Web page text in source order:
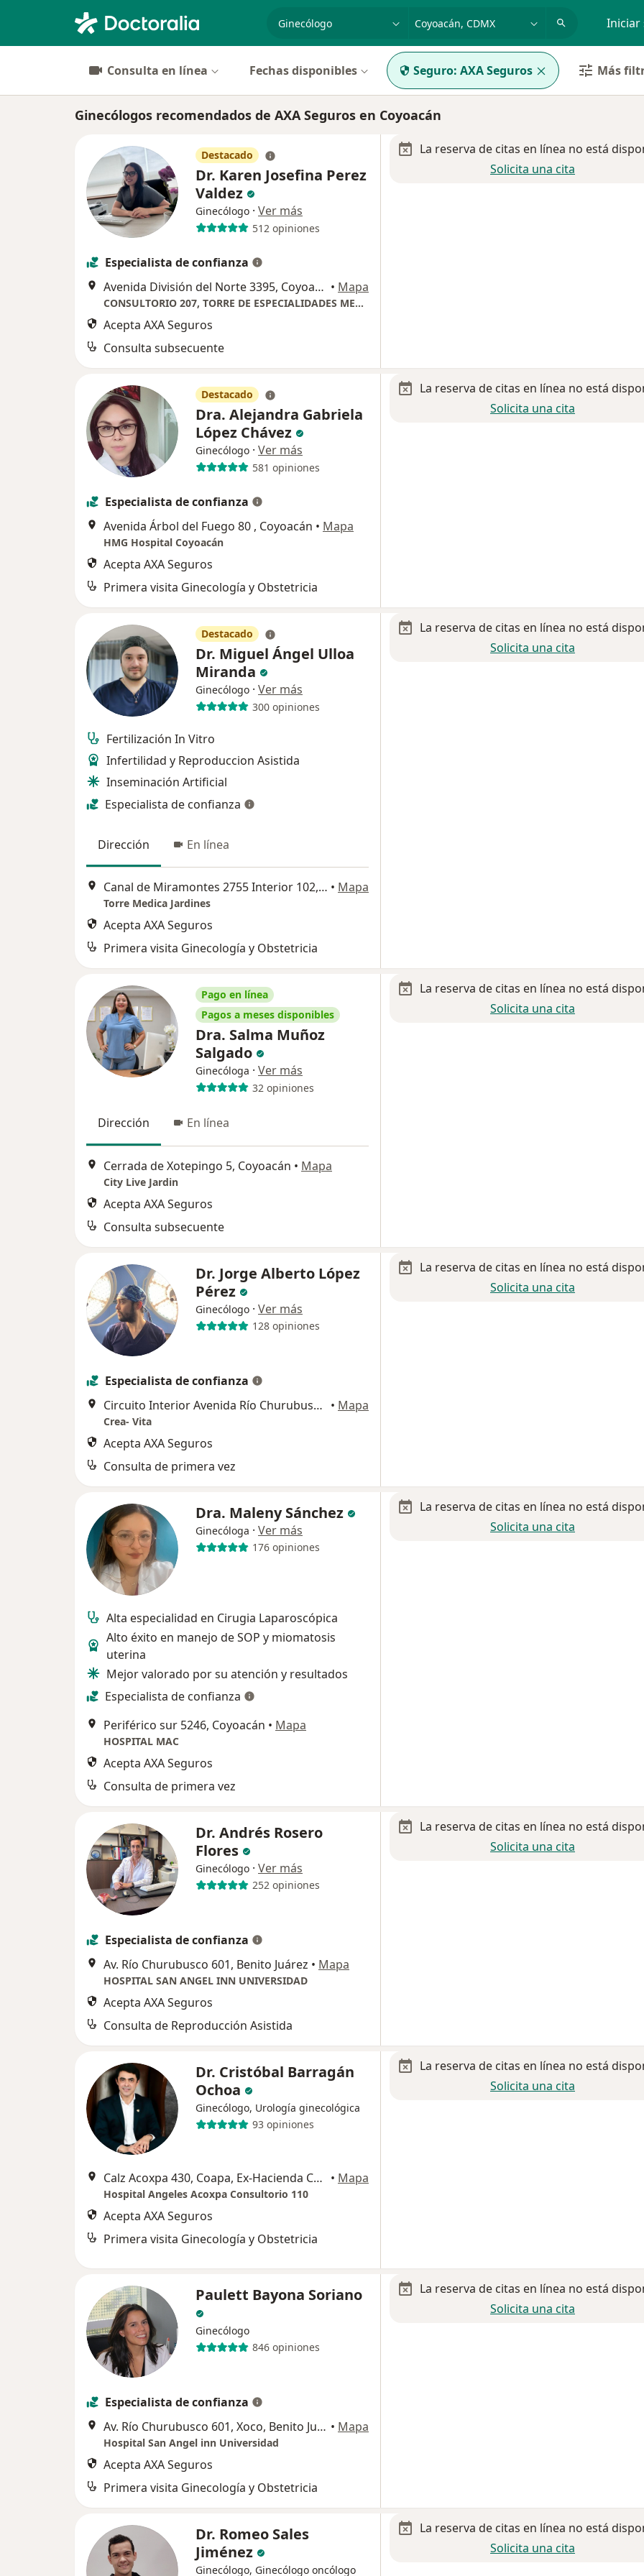
especialidad, enfermedad o nombre
p. ej. Guadalajara Iniciar
Consulta en línea Fechas disponibles Seguro: AXA Seguros Más
Ginecólogos recomendados de AXA Seguros en Coyoacán
Destacado
Dr. Karen Josefina Perez
Valdez
Ginecólogo · Ver más
512 opiniones
Especialista de confianza
Avenida División del Norte 3395, Coyoacán • Mapa
CONSULTORIO 207, TORRE DE ESPECIALIDADES MEDICAS HMG HOSPITAL COYOACAN
Acepta AXA Seguros
Consulta subsecuente
La reserva de citas en línea no está
Solicita una cita
Destacado
Dra. Alejandra Gabriela
López Chávez
Ginecólogo · Ver más
581 opiniones
Especialista de confianza
Avenida Árbol del Fuego 80 , Coyoacán • Mapa
HMG Hospital Coyoacán
Acepta AXA Seguros
Primera visita Ginecología y Obstetricia
La reserva de citas en línea no está
Solicita una cita
Destacado
Dr. Miguel Ángel Ulloa
Miranda
Ginecólogo · Ver más
300 opiniones
Fertilización In Vitro
Infertilidad y Reproduccion Asistida
Inseminación Artificial
Especialista de confianza
Dirección En línea
Canal de Miramontes 2755 Interior 102, Ciudad de México • Mapa
Torre Medica Jardines
Acepta AXA Seguros
Primera visita Ginecología y Obstetricia
La reserva de citas en línea no está
Solicita una cita
Pago en línea
Pagos a meses disponibles
Dra. Salma Muñoz
Salgado
Ginecóloga · Ver más
32 opiniones
Dirección En línea
Cerrada de Xotepingo 5, Coyoacán • Mapa
City Live Jardin
Acepta AXA Seguros
Consulta subsecuente
La reserva de citas en línea no está
Solicita una cita
Dr. Jorge Alberto López
Pérez
Ginecólogo · Ver más
128 opiniones
Especialista de confianza
Circuito Interior Avenida Río Churubusco 318, Coyoacán • Mapa
Crea- Vita
Acepta AXA Seguros
Consulta de primera vez
La reserva de citas en línea no está
Solicita una cita
Dra. Maleny Sánchez
Ginecóloga · Ver más
176 opiniones
Alta especialidad en Cirugia Laparoscópica
Alto éxito en manejo de SOP y miomatosis
uterina
Mejor valorado por su atención y resultados
Especialista de confianza
Periférico sur 5246, Coyoacán • Mapa
HOSPITAL MAC
Acepta AXA Seguros
Consulta de primera vez
La reserva de citas en línea no está
Solicita una cita
Dr. Andrés Rosero
Flores
Ginecólogo · Ver más
252 opiniones
Especialista de confianza
Av. Río Churubusco 601, Benito Juárez • Mapa
HOSPITAL SAN ANGEL INN UNIVERSIDAD
Acepta AXA Seguros
Consulta de Reproducción Asistida
La reserva de citas en línea no está
Solicita una cita
Dr. Cristóbal Barragán
Ochoa
Ginecólogo, Urología ginecológica
93 opiniones
Calz Acoxpa 430, Coapa, Ex-Hacienda Coapa, Tlalpan, 14308 Ciudad de México, CDMX, Tlalpan • Mapa
Hospital Angeles Acoxpa Consultorio 110
Acepta AXA Seguros
Primera visita Ginecología y Obstetricia
La reserva de citas en línea no está
Solicita una cita
Paulett Bayona Soriano
Ginecólogo
846 opiniones
Especialista de confianza
Av. Río Churubusco 601, Xoco, Benito Juárez, Ciudad de México, CDMX, Ciudad de México • Mapa
Hospital San Angel inn Universidad
Acepta AXA Seguros
Primera visita Ginecología y Obstetricia
La reserva de citas en línea no está
Solicita una cita
Dr. Romeo Sales
Jiménez
Ginecólogo, Ginecólogo oncólogo
La reserva de citas en línea no está
Solicita una cita